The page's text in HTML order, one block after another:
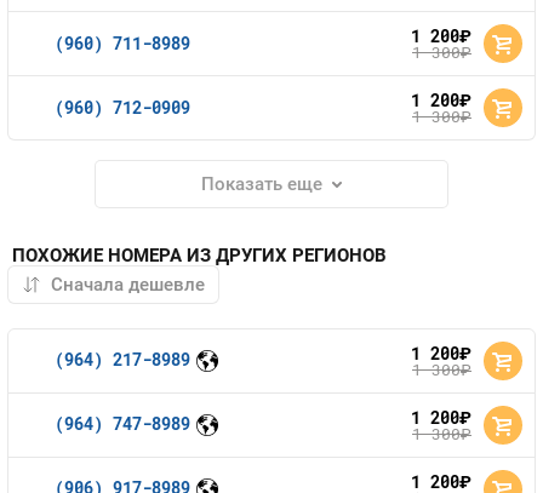
(960) 711-8989 1 200руб.
1 300руб.
(960) 712-0909 1 200руб.
1 300руб.
Показать еще
ПОХОЖИЕ НОМЕРА ИЗ ДРУГИХ РЕГИОНОВ
(964) 217-8989 1 200руб.
1 300руб.
(964) 747-8989 1 200руб.
1 300руб.
(906) 917-8989 1 200руб.